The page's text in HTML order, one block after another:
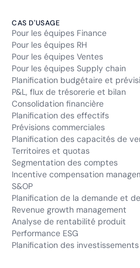
CAS D'USAGE
Pour les équipes Finance
Pour les équipes RH
Pour les équipes Ventes
Pour les équipes Supply chain
Planification budgétaire et
P&L, flux de trésorerie et bilan
Consolidation financière
Planification des effectifs
Prévisions commerciales
Planification des capacités de
Territoires et quotas
Segmentation des comptes
Incentive compensation
S&OP
Planification de la demande et
Revenue growth management
Analyse de rentabilité produit
Performance ESG
Planification des investissements